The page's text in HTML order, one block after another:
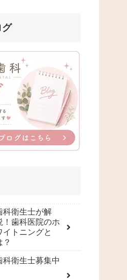
グ
科衛生士が解
！歯科医院のホ
イトニングと
？
科衛生士募集中